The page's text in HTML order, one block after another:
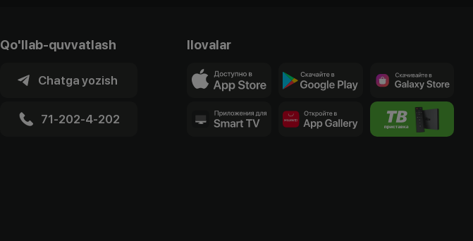
Qo'llab-quvvatlash
Chatga yozish
71-202-4-202
Ilovalar